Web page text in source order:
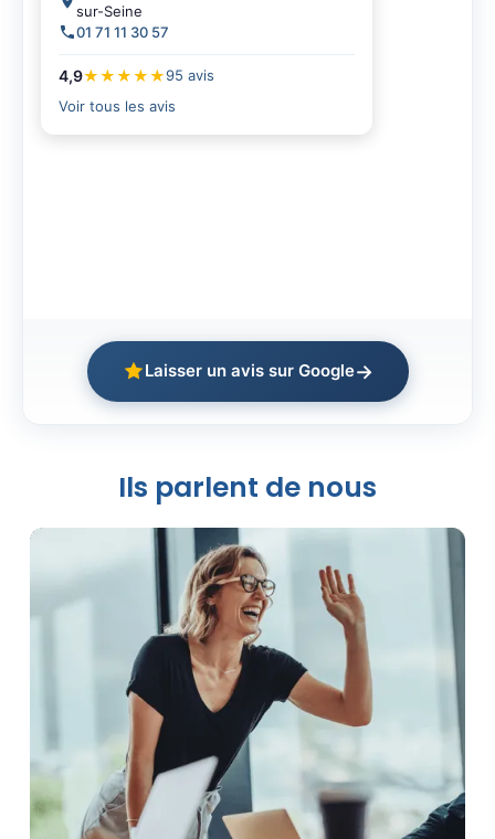
sur-Seine
01 71 11 30 57
4,9★★★★★95 avis
Voir tous les avis
Laisser un avis sur Google→
Ils parlent de nous